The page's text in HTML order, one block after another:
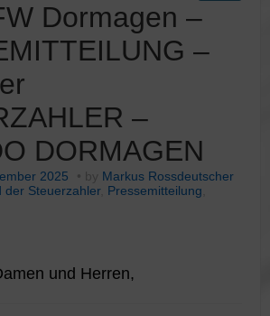
Dormagen –
–
–
DORMAGEN
2025
Markus Rossdeutscher
der Steuerzahler, Pressemitteilung
und Herren,